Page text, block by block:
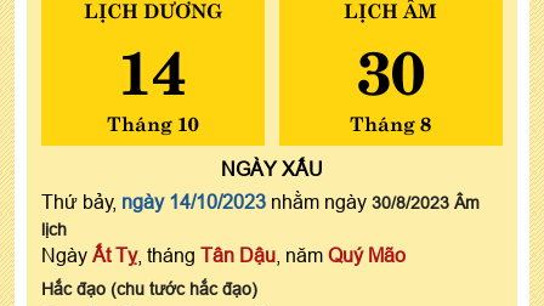
LỊCH DƯƠNG
14
Tháng 10
LỊCH ÂM
30
Tháng 8
NGÀYXẤU
Thứ bảy, ngày 14/10/2023 nhằm ngày 30/8/2023 Âm
lịch
Ngày Ất Tỵ, tháng Tân Dậu , năm Quý Mão
Hắc đạo (chu tước hắc đạo)